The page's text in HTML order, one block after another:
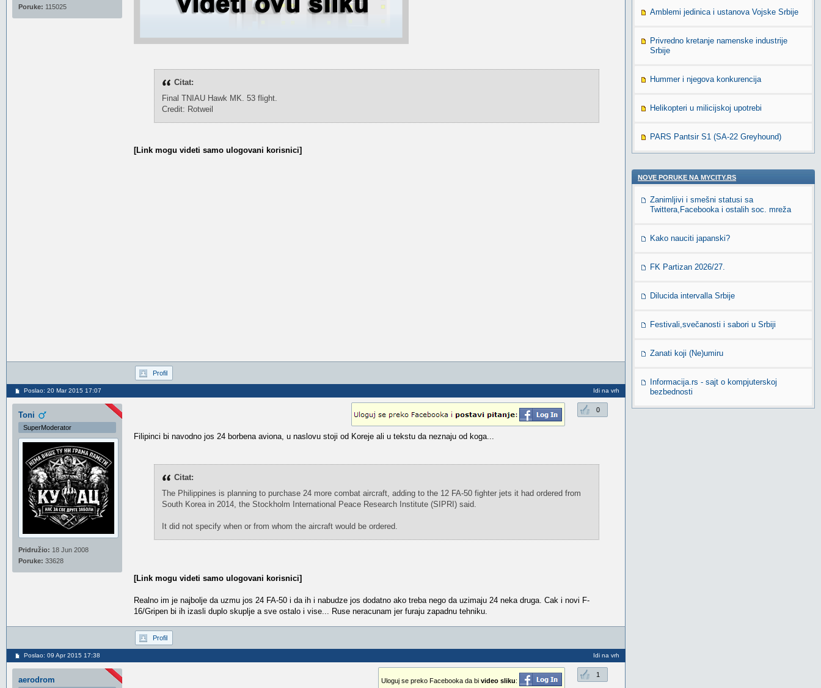
Poruke: 115025
Citat:
Final TNIAU Hawk MK. 53 flight.
Credit: Rotweil
[Link mogu videti samo ulogovani korisnici]
Profil
Poslao: 20 Mar 2015 17:07 Idi na vrh
Toni
SuperModerator
Pridružio: 18 Jun 2008
Poruke: 33628
0
Filipinci bi navodno jos 24 borbena aviona, u naslovu stoji od Koreje ali u tekstu da neznaju od koga...
Citat:
The Philippines is planning to purchase 24 more combat aircraft, adding to the 12 FA-50 fighter jets it had ordered from
South Korea in 2014, the Stockholm International Peace Research Institute (SIPRI) said.
It did not specify when or from whom the aircraft would be ordered.
[Link mogu videti samo ulogovani korisnici]
Realno im je najbolje da uzmu jos 24 FA-50 i da ih i nabudze jos dodatno ako treba nego da uzimaju 24 neka druga. Cak i novi F-
16/Gripen bi ih izasli duplo skuplje a sve ostalo i vise... Ruse neracunam jer furaju zapadnu tehniku.
Profil
Poslao: 09 Apr 2015 17:38 Idi na vrh
aerodrom
1
Uloguj se preko Facebooka da bi video sliku:
Amblemi jedinica i ustanova Vojske Srbije
Privredno kretanje namenske industrije
Srbije
Hummer i njegova konkurencija
Helikopteri u milicijskoj upotrebi
PARS Pantsir S1 (SA-22 Greyhound)
NOVE PORUKE NA MYCITY.RS
Zanimljivi i smešni statusi sa
Twittera,Facebooka i ostalih soc. mreža
Kako nauciti japanski?
FK Partizan 2026/27.
Dilucida intervalla Srbije
Festivali,svečanosti i sabori u Srbiji
Zanati koji (Ne)umiru
Informacija.rs - sajt o kompjuterskoj
bezbednosti